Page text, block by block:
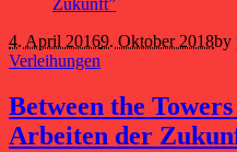
4. April 20169. Oktober 2018by
Verleihungen
Between the
Arbeiten der